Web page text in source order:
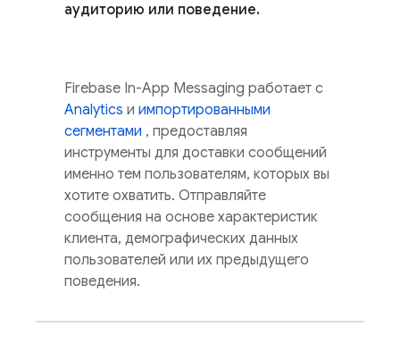
аудиторию или поведение.
Firebase In-App Messaging работает с
Analytics и импортированными
сегментами , предоставляя
инструменты для доставки сообщений
именно тем пользователям, которых вы
хотите охватить. Отправляйте
сообщения на основе характеристик
клиента, демографических данных
пользователей или их предыдущего
поведения.